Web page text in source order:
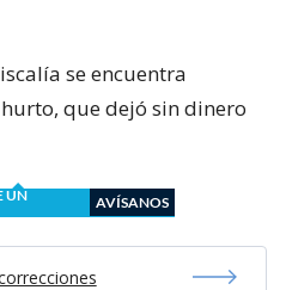
se encuentra
que dejó sin dinero
UN
AVÍSANOS